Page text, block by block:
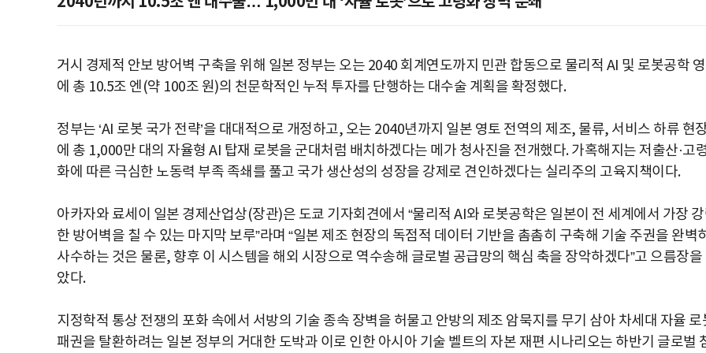
거시 경제적 안보 방어벽 구축을 위해 일본 정부는 오는 2040 회계연도까지 민관 합동으로 물리적 AI 및 로봇공학
에 총 10.5조 엔(약 100조 원)의 천문학적인 누적 투자를 단행하는 대수술 계획을 확정했다.
정부는 ‘AI 로봇 국가 전략’을 대대적으로 개정하고, 오는 2040년까지 일본 영토 전역의 제조, 물류, 서비스 하류 현
에 총 1,000만 대의 자율형 AI 탑재 로봇을 군대처럼 배치하겠다는 메가 청사진을 전개했다. 가혹해지는 저출산·고
화에 따른 극심한 노동력 부족 족쇄를 풀고 국가 생산성의 성장을 강제로 견인하겠다는 실리주의 고육지책이다.
아카자와 료세이 일본 경제산업상(장관)은 도쿄 기자회견에서 “물리적 AI와 로봇공학은 일본이 전 세계에서 가장
한 방어벽을 칠 수 있는 마지막 보루”라며 “일본 제조 현장의 독점적 데이터 기반을 촘촘히 구축해 기술 주권을 완벽히
사수하는 것은 물론, 향후 이 시스템을 해외 시장으로 역수송해 글로벌 공급망의 핵심 축을 장악하겠다”고 으름장을
았다.
지정학적 통상 전쟁의 포화 속에서 서방의 기술 종속 장벽을 허물고 안방의 제조 암묵지를 무기 삼아 차세대 자율 로
패권을 탈환하려는 일본 정부의 거대한 도박과 이로 인한 아시아 기술 벨트의 자본 재편 시나리오는 하반기 글로벌